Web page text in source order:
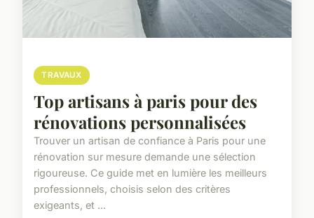
TRAVAUX
Top artisans à paris pour des
rénovations personnalisées
Trouver un artisan de confiance à Paris pour une
rénovation sur mesure demande une sélection
rigoureuse. Ce guide met en lumière les meilleurs
professionnels, choisis selon des critères
exigeants, et ...